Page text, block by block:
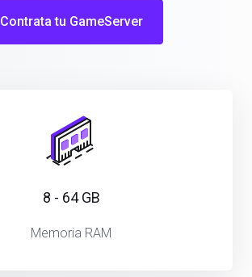
Contrata tu GameServer
8 - 64 GB
Memoria RAM